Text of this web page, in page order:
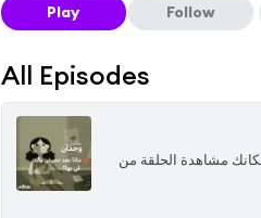
Play Follow
All Episodes
«وجدان» مع أسامة بن نجيفان. بإمكانك مشاهدة الحلقة من